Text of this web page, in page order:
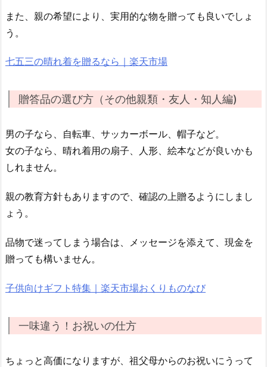
また、親の希望により、実用的な物を贈っても良いでしょ
う。
七五三の晴れ着を贈るなら｜楽天市場
贈答品の選び方（その他親類・友人・知人編)
男の子なら、自転車、サッカーボール、帽子など。
女の子なら、晴れ着用の扇子、人形、絵本などが良いかも
しれません。
親の教育方針もありますので、確認の上贈るようにしまし
ょう。
品物で迷ってしまう場合は、メッセージを添えて、現金を
贈っても構いません。
子供向けギフト特集｜楽天市場おくりものなび
一味違う！お祝いの仕方
ちょっと高価になりますが、祖父母からのお祝いにうって